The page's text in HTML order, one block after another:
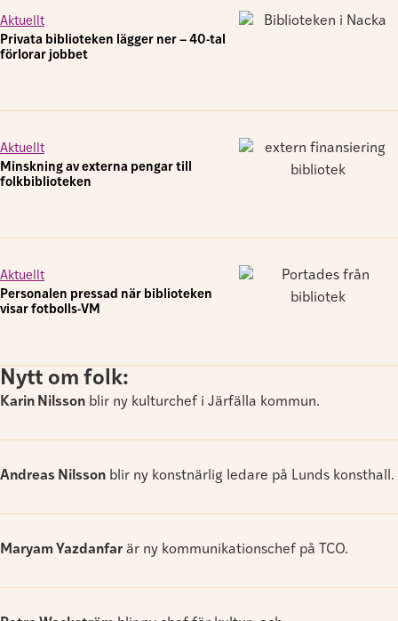
Aktuellt
Privata biblioteken lägger ner – 40-tal
förlorar jobbet
Aktuellt
Minskning av externa pengar till
folkbiblioteken
Aktuellt
Personalen pressad när biblioteken
visar fotbolls-VM
Nytt om folk:
Karin Nilsson blir ny kulturchef i Järfälla kommun.
Andreas Nilsson blir ny konstnärlig ledare på Lunds konsthall.
Maryam Yazdanfar är ny kommunikationschef på TCO.